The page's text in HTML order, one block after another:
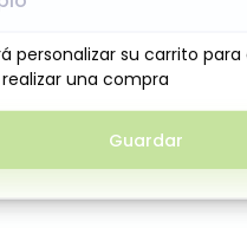
hamburguesas,
de 5 lb es ideal para el
o elaboraciones de
excelente rendimiento y
Producto congelado,
personalizar su carrito
una compra
Guardar
personalizar su carrito
una compra
Guardar